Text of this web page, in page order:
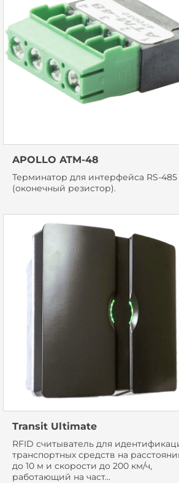
APOLLO ATM-48
Терминатор для интерфейса RS-485
(оконечный резистор).
Transit Ultimate
RFID считыватель для
транспортных средств на
до 10 м и скорости до 200 км/ч,
работающий на част...